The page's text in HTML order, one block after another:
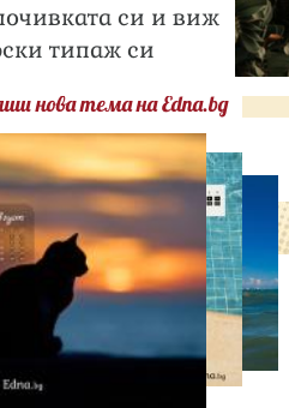
си и виж
типаж си
нова тема на Edna.bg
ЛЮБОПИТНО
Тайната на добрата
вечеря не се крие в
сложната рецепта